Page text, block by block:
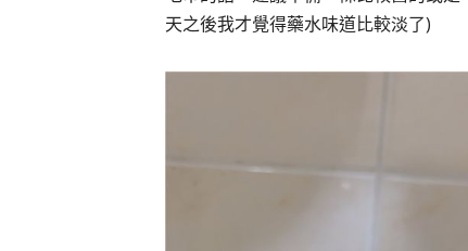
天之後我才覺得藥水味道比較淡了)